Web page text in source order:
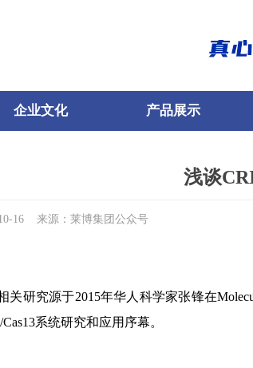
企业文化 产品展示
浅谈
16 来源：莱博集团公众号
关研究源于2015年华人科学家张锋在
系统研究和应用序幕。